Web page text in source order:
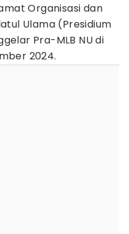
Organisasi dan
Ulama (Presidium
Pra-MLB NU di
2024.